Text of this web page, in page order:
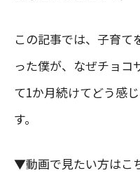
この記事では、子育て
った僕が、なぜチョコ
て1か月続けてどう感
す。
▼動画で見たい方はこ